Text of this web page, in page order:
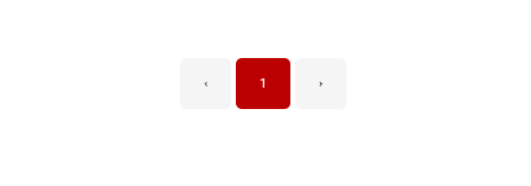
‹ 1 ›